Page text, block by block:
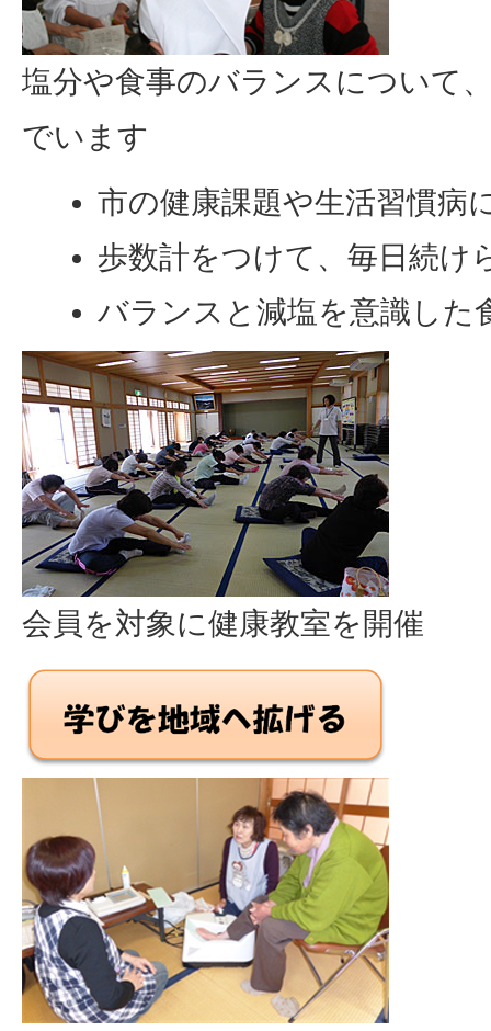
塩分や食事のバランスについて
でいます
市の健康課題や生活習慣病
歩数計をつけて、毎日続け
バランスと減塩を意識した
会員を対象に健康教室を開催